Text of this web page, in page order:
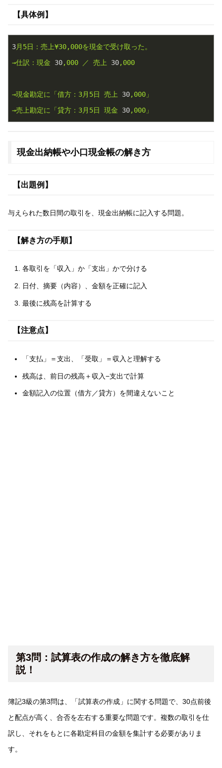
【具体例】
3月5日：売上¥30,000を現金で受け取った。
→仕訳：現金
30,000 ／ 売上 30,000
→現金勘定に「借方：3月5日 売上 30,000」
→売上勘定に「貸方：3月5日
現金 30,000」
現金出納帳や小口現金帳の解き方
【出題例】
与えられた数日間の取引を、現金出納帳に記入する問題。
【解き方の手順】
各取引を「収入」か「支出」かで分ける
日付、摘要（内容）、金額を正確に記入
最後に残高を計算する
【注意点】
「支払」＝支出、「受取」＝収入と理解する
残高は、前日の残高＋収入−支出で計算
金額記入の位置（借方／貸方）を間違えないこと
第3問：試算表の作成の解き方を徹底解
説！
簿記3級の第3問は、「試算表の作成」に関する問題で、30点前後
と配点が高く、合否を左右する重要な問題です。複数の取引を仕
訳し、それをもとに各勘定科目の金額を集計する必要がありま
す。